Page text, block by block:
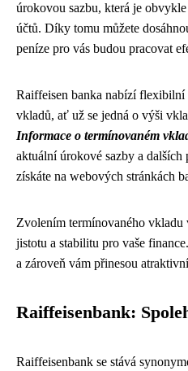
úrokovou sazbu, která je
účtů. Díky tomu můžete
peníze pro vás budou pracovat
Raiffeisen banka nabízí
vkladů, ať už se jedná o výši
Informace o termínovaném
aktuální úrokové sazby a dalších
získáte na webových stránkách
Zvolením termínovaného vkladu
jistotu a stabilitu pro vaše
a zároveň vám přinesou
Raiffeisenbank:
Raiffeisenbank se stává